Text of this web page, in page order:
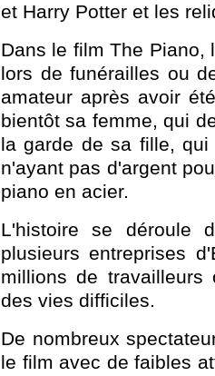
et Harry Potter et les
Dans le film The Piano,
lors de funérailles ou
amateur après avoir
bientôt sa femme, qui
la garde de sa fille,
n'ayant pas d'argent
piano en acier.
L'histoire se déroule
plusieurs entreprises
millions de
des vies difficiles.
De nombreux
le film avec de faibles